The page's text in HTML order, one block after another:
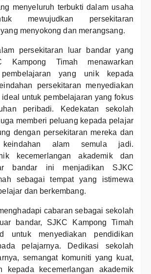
menyeluruh terbukti dalam usaha
mewujudkan persekitaran
menyokong dan merangsang.
persekitaran luar bandar yang
Kampong Timah menawarkan
pembelajaran yang unik kepada
persekitaran menyediakan
untuk pembelajaran yang fokus
peribadi. Kedekatan sekolah
memberi peluang kepada pelajar
dengan persekitaran mereka dan
keindahan alam semula jadi.
kecemerlangan akademik dan
bandar ini menjadikan SJKC
sebagai tempat yang istimewa
dan berkembang.
cabaran sebagai sekolah
bandar, SJKC Kampong Timah
untuk menyediakan pendidikan
pelajarnya. Dedikasi sekolah
semangat komuniti yang kuat,
kepada kecemerlangan akademik